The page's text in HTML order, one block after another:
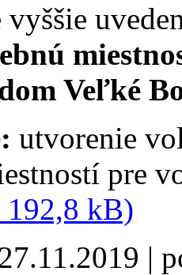
vyššie
Veľké
utvorenie
pre
kB)
|